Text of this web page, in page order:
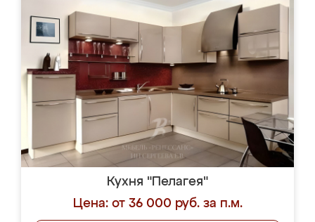
Кухня "Пелагея"
Цена: от 36 000 руб. за п.м.